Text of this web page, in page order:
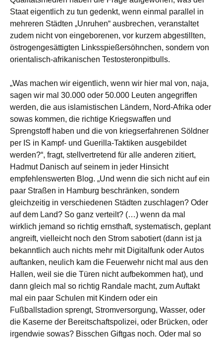
Staat eigentlich zu tun gedenkt, wenn einmal parallel in
mehreren Städten „Unruhen“ ausbrechen, veranstaltet
zudem nicht von eingeborenen, vor kurzem abgestillten,
östrogengesättigten Linksspießersöhnchen, sondern von
orientalisch-afrikanischen Testosteronpitbulls.
„Was machen wir eigentlich, wenn wir hier mal von, naja,
sagen wir mal 30.000 oder 50.000 Leuten angegriffen
werden, die aus islamistischen Ländern, Nord-Afrika oder
sowas kommen, die richtige Kriegswaffen und
Sprengstoff haben und die von kriegserfahrenen Söldner
per IS in Kampf- und Guerilla-Taktiken ausgebildet
werden?“, fragt, stellvertretend für alle anderen zitiert,
Hadmut Danisch auf seinem in jeder Hinsicht
empfehlenswerten Blog. „Und wenn die sich nicht auf ein
paar Straßen in Hamburg beschränken, sondern
gleichzeitig in verschiedenen Städten zuschlagen? Oder
auf dem Land? So ganz verteilt? (…) wenn da mal
wirklich jemand so richtig ernsthaft, systematisch, geplant
angreift, vielleicht noch den Strom sabotiert (dann ist ja
bekanntlich auch nichts mehr mit Digitalfunk oder Autos
auftanken, neulich kam die Feuerwehr nicht mal aus den
Hallen, weil sie die Türen nicht aufbekommen hat), und
dann gleich mal so richtig Randale macht, zum Auftakt
mal ein paar Schulen mit Kindern oder ein
Fußballstadion sprengt, Stromversorgung, Wasser, oder
die Kaserne der Bereitschaftspolizei, oder Brücken, oder
irgendwie sowas? Bisschen Giftgas noch. Oder mal so